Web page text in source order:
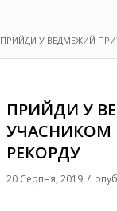
ПРИЙДИ У ВЕДМЕЖИЙ
ПРИЙДИ У
УЧАСНИКОМ
РЕКОРДУ
20 Серпня, 2019 /